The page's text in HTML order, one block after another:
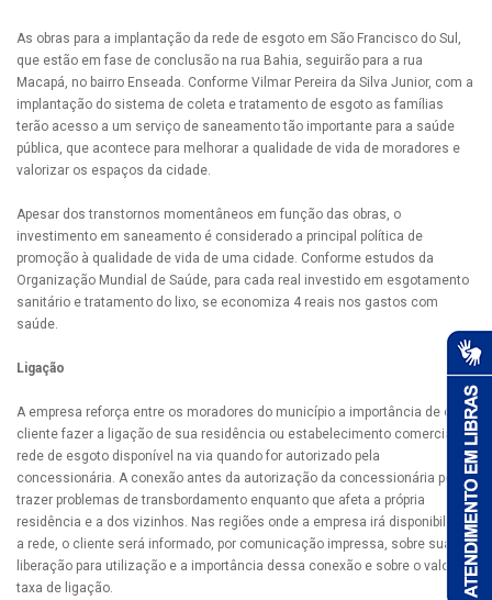
As obras para a implantação da rede de esgoto em São Francisco do Sul,
que estão em fase de conclusão na rua Bahia, seguirão para a rua
Macapá, no bairro Enseada. Conforme Vilmar Pereira da Silva Junior, com a
implantação do sistema de coleta e tratamento de esgoto as famílias
terão acesso a um serviço de saneamento tão importante para a saúde
pública, que acontece para melhorar a qualidade de vida de moradores e
valorizar os espaços da cidade.
Apesar dos transtornos momentâneos em função das obras, o
investimento em saneamento é considerado a principal política de
promoção à qualidade de vida de uma cidade. Conforme estudos da
Organização Mundial de Saúde, para cada real investido em esgotamento
sanitário e tratamento do lixo, se economiza 4 reais nos gastos com
saúde.
Ligação
A empresa reforça entre os moradores do município a importância de o
cliente fazer a ligação de sua residência ou estabelecimento comercial à
rede de esgoto disponível na via quando for autorizado pela
concessionária. A conexão antes da autorização da concessionária pode
trazer problemas de transbordamento enquanto que afeta a própria
residência e a dos vizinhos. Nas regiões onde a empresa irá disponibilizar
a rede, o cliente será informado, por comunicação impressa, sobre sua
liberação para utilização e a importância dessa conexão e sobre o valor da
taxa de ligação.